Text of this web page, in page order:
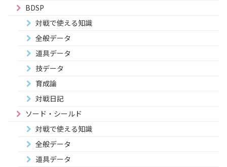
BDSP
対戦で使える知識
全般データ
道具データ
技データ
育成論
対戦日記
ソード・シールド
対戦で使える知識
全般データ
道具データ